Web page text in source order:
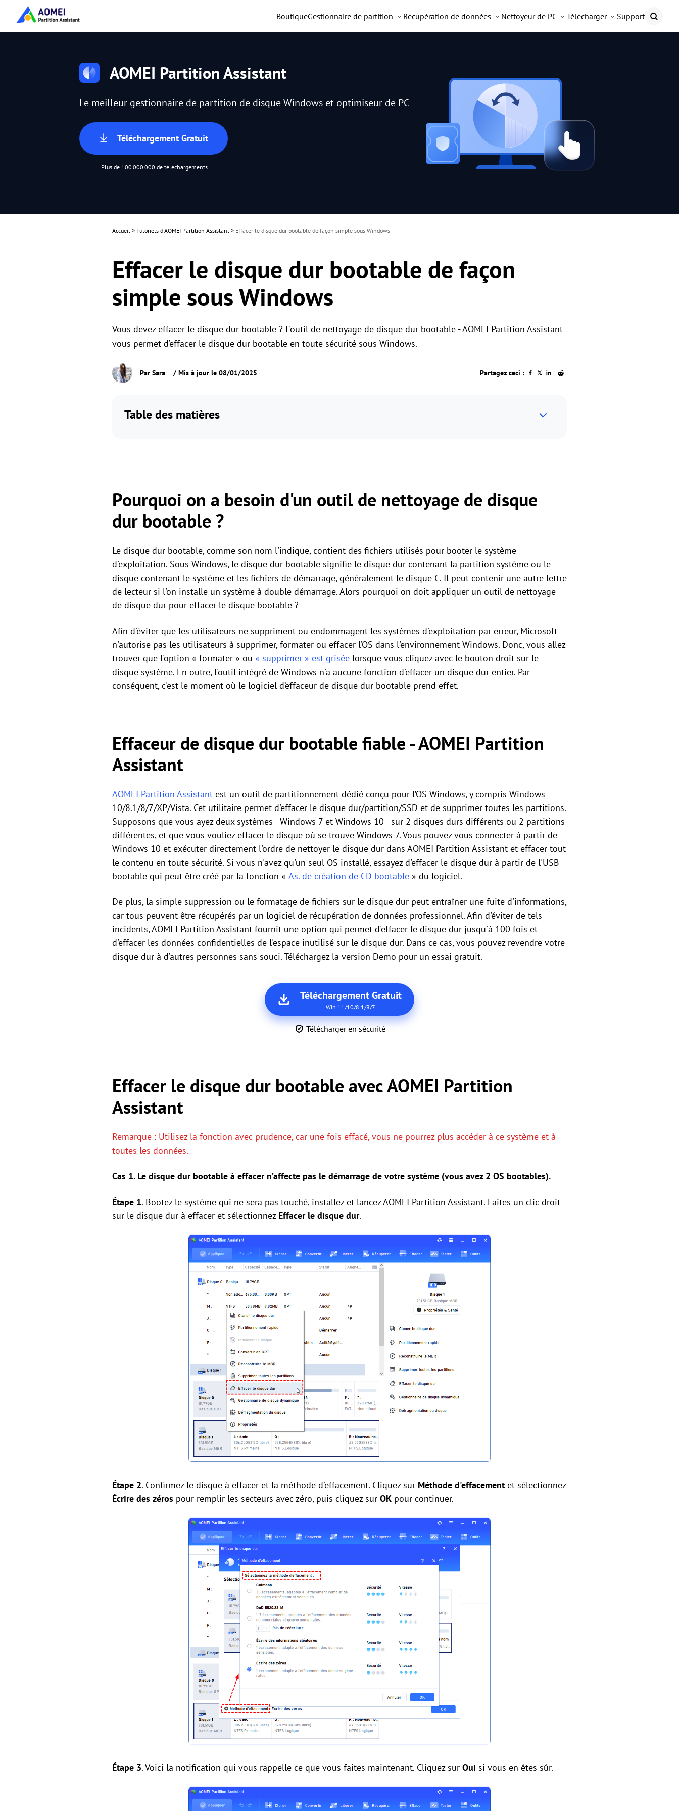
BoutiqueGestionnaire de partition Récupération de données Nettoyeur de PC Télécharger Support
AOMEI Partition Assistant
Le meilleur gestionnaire de partition de disque Windows et optimiseur de PC
Téléchargement Gratuit
Plus de 100 000 000 de téléchargements
Accueil > Tutoriels d'AOMEI Partition Assistant > Effacer le disque dur bootable de façon simple sous Windows
Effacer le disque dur bootable de façon
simple sous Windows
Vous devez effacer le disque dur bootable ? L'outil de nettoyage de disque dur bootable - AOMEI Partition Assistant
vous permet d’effacer le disque dur bootable en toute sécurité sous Windows.
Par Sara / Mis à jour le 08/01/2025 Partagez ceci :
Table des matières
Pourquoi on a besoin d'un outil de nettoyage de disque
dur bootable ?
Le disque dur bootable, comme son nom l'indique, contient des fichiers utilisés pour booter le système
d'exploitation. Sous Windows, le disque dur bootable signifie le disque dur contenant la partition système ou le
disque contenant le système et les fichiers de démarrage, généralement le disque C. Il peut contenir une autre lettre
de lecteur si l'on installe un système à double démarrage. Alors pourquoi on doit appliquer un outil de nettoyage
de disque dur pour effacer le disque bootable ?
Afin d'éviter que les utilisateurs ne suppriment ou endommagent les systèmes d'exploitation par erreur, Microsoft
n'autorise pas les utilisateurs à supprimer, formater ou effacer l’OS dans l'environnement Windows. Donc, vous allez
trouver que l'option « formater » ou « supprimer » est grisée lorsque vous cliquez avec le bouton droit sur le
disque système. En outre, l'outil intégré de Windows n'a aucune fonction d'effacer un disque dur entier. Par
conséquent, c'est le moment où le logiciel d’effaceur de disque dur bootable prend effet.
Effaceur de disque dur bootable fiable - AOMEI Partition
Assistant
AOMEI Partition Assistant est un outil de partitionnement dédié conçu pour l’OS Windows, y compris Windows
10/8.1/8/7/XP/Vista. Cet utilitaire permet d'effacer le disque dur/partition/SSD et de supprimer toutes les partitions.
Supposons que vous ayez deux systèmes - Windows 7 et Windows 10 - sur 2 disques durs différents ou 2 partitions
différentes, et que vous vouliez effacer le disque où se trouve Windows 7. Vous pouvez vous connecter à partir de
Windows 10 et exécuter directement l'ordre de nettoyer le disque dur dans AOMEI Partition Assistant et effacer tout
le contenu en toute sécurité. Si vous n'avez qu'un seul OS installé, essayez d'effacer le disque dur à partir de l'USB
bootable qui peut être créé par la fonction « As. de création de CD bootable » du logiciel.
De plus, la simple suppression ou le formatage de fichiers sur le disque dur peut entraîner une fuite d'informations,
car tous peuvent être récupérés par un logiciel de récupération de données professionnel. Afin d'éviter de tels
incidents, AOMEI Partition Assistant fournit une option qui permet d'effacer le disque dur jusqu'à 100 fois et
d'effacer les données confidentielles de l'espace inutilisé sur le disque dur. Dans ce cas, vous pouvez revendre votre
disque dur à d’autres personnes sans souci. Téléchargez la version Demo pour un essai gratuit.
Téléchargement Gratuit
Win 11/10/8.1/8/7
Télécharger en sécurité
Effacer le disque dur bootable avec AOMEI Partition
Assistant
Remarque : Utilisez la fonction avec prudence, car une fois effacé, vous ne pourrez plus accéder à ce système et à
toutes les données.
Cas 1. Le disque dur bootable à effacer n’affecte pas le démarrage de votre système (vous avez 2 OS bootables).
Étape 1. Bootez le système qui ne sera pas touché, installez et lancez AOMEI Partition Assistant. Faites un clic droit
sur le disque dur à effacer et sélectionnez Effacer le disque dur.
Étape 2. Confirmez le disque à effacer et la méthode d'effacement. Cliquez sur Méthode d'effacement et sélectionnez
Écrire des zéros pour remplir les secteurs avec zéro, puis cliquez sur OK pour continuer.
Étape 3. Voici la notification qui vous rappelle ce que vous faites maintenant. Cliquez sur Oui si vous en êtes sûr.